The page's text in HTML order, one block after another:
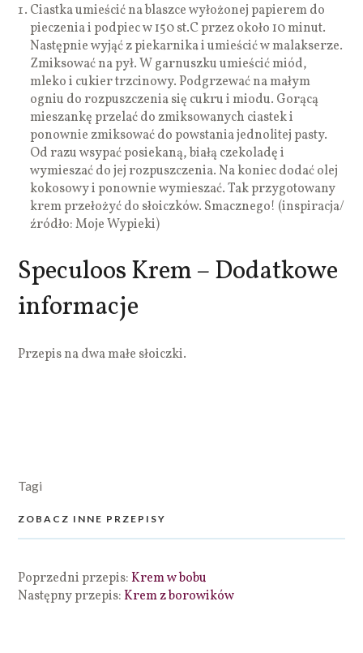
Ciastka umieścić na blaszce wyłożonej papierem do
pieczenia i podpiec w 150 st.C przez około 10 minut.
Następnie wyjąć z piekarnika i umieścić w malakserze.
Zmiksować na pył. W garnuszku umieścić miód,
mleko i cukier trzcinowy. Podgrzewać na małym
ogniu do rozpuszczenia się cukru i miodu. Gorącą
mieszankę przelać do zmiksowanych ciastek i
ponownie zmiksować do powstania jednolitej pasty.
Od razu wsypać posiekaną, białą czekoladę i
wymieszać do jej rozpuszczenia. Na koniec dodać olej
kokosowy i ponownie wymieszać. Tak przygotowany
krem przełożyć do słoiczków. Smacznego! (inspiracja/
źródło: Moje Wypieki)
Speculoos Krem – Dodatkowe
informacje
Przepis na dwa małe słoiczki.
Tagi
ZOBACZ INNE PRZEPISY
Poprzedni przepis:Krem w bobu
Następny przepis:Krem z borowików